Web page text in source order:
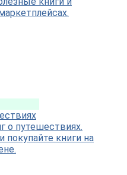
о путешествиях.
книги на